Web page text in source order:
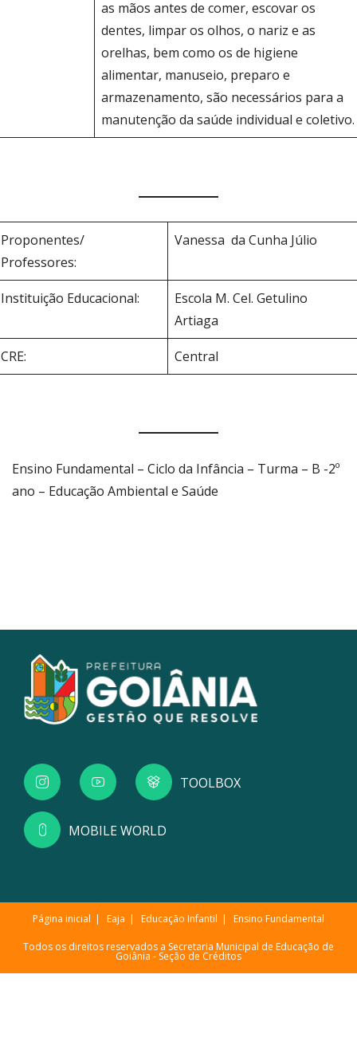
as mãos antes de comer, escovar os
dentes, limpar os olhos, o nariz e as
orelhas, bem como os de higiene
alimentar, manuseio, preparo e
armazenamento, são necessários para a
manutenção da saúde individual e coletivo.
Proponentes/
Professores:
Vanessa da Cunha Júlio
Instituição Educacional:
Escola M. Cel. Getulino
Artiaga
CRE: Central
Ensino Fundamental – Ciclo da Infância – Turma – B -2º
ano – Educação Ambiental e Saúde
TOOLBOX
MOBILE WORLD
Página inicial Eaja Educação Infantil Ensino Fundamental
Todos os direitos reservados a Secretaria Municipal de Educação de
Goiânia - Seção de Créditos